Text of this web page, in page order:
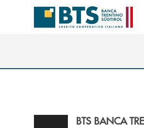
Salta al contenuto principale
BTS BANCA